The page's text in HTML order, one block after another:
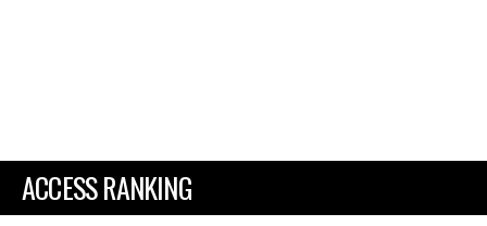
ACCESS RANKING